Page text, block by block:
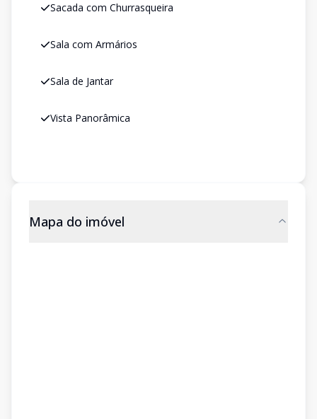
Sacada com Churrasqueira
Sala com Armários
Sala de Jantar
Vista Panorâmica
Mapa do imóvel